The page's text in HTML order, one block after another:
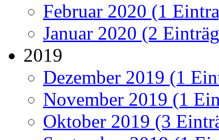
Februar 2020 (1
Januar 2020 (2
2019
Dezember 2019 (1
November 2019 (1
Oktober 2019 (3